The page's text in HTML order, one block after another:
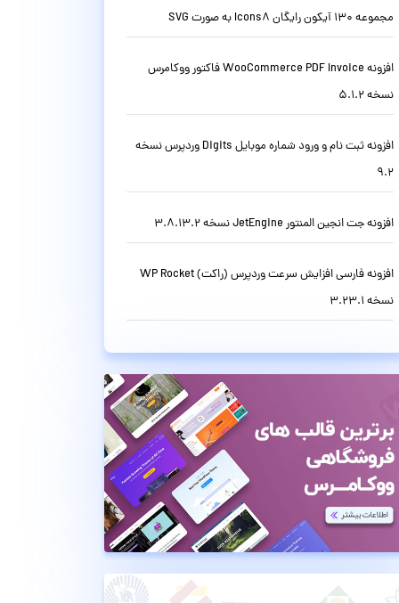
مجموعه 130 آیکون رایگان Icons8 به صورت SVG
افزونه WooCommerce PDF Invoice فاکتور ووکامرس
نسخه 5.1.2
افزونه ثبت نام و ورود شماره موبایل Digits وردپرس نسخه
9.2
افزونه جت انجین المنتور JetEngine نسخه 3.8.13.2
افزونه فارسی افزایش سرعت وردپرس (راکت) WP Rocket
نسخه 3.23.1